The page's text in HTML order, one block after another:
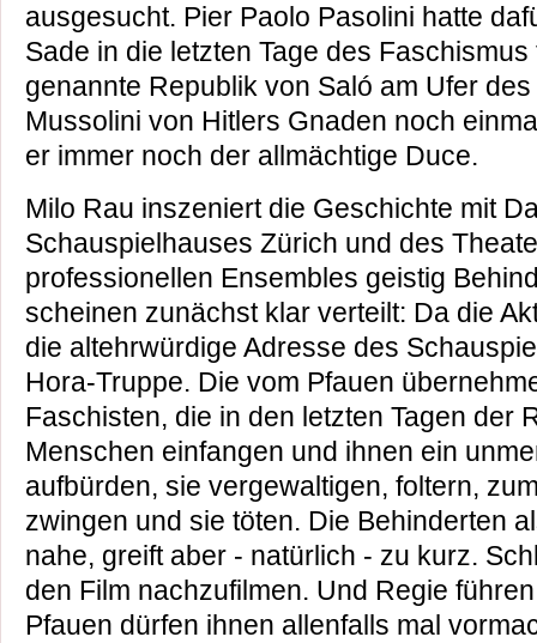
ausgesucht. Pier Paolo Pasolini hatte
Sade in die letzten Tage des
genannte Republik von Saló am Ufer
Mussolini von Hitlers Gnaden noch
er immer noch der allmächtige Duce.
Milo Rau inszeniert die Geschichte mit
Schauspielhauses Zürich und des
professionellen Ensembles geistig
scheinen zunächst klar verteilt: Da die
die altehrwürdige Adresse des
Hora-Truppe. Die vom Pfauen
Faschisten, die in den letzten Tagen der
Menschen einfangen und ihnen ein
aufbürden, sie vergewaltigen, foltern,
zwingen und sie töten. Die Behinderten
nahe, greift aber - natürlich - zu kurz.
den Film nachzufilmen. Und Regie
Pfauen dürfen ihnen allenfalls mal